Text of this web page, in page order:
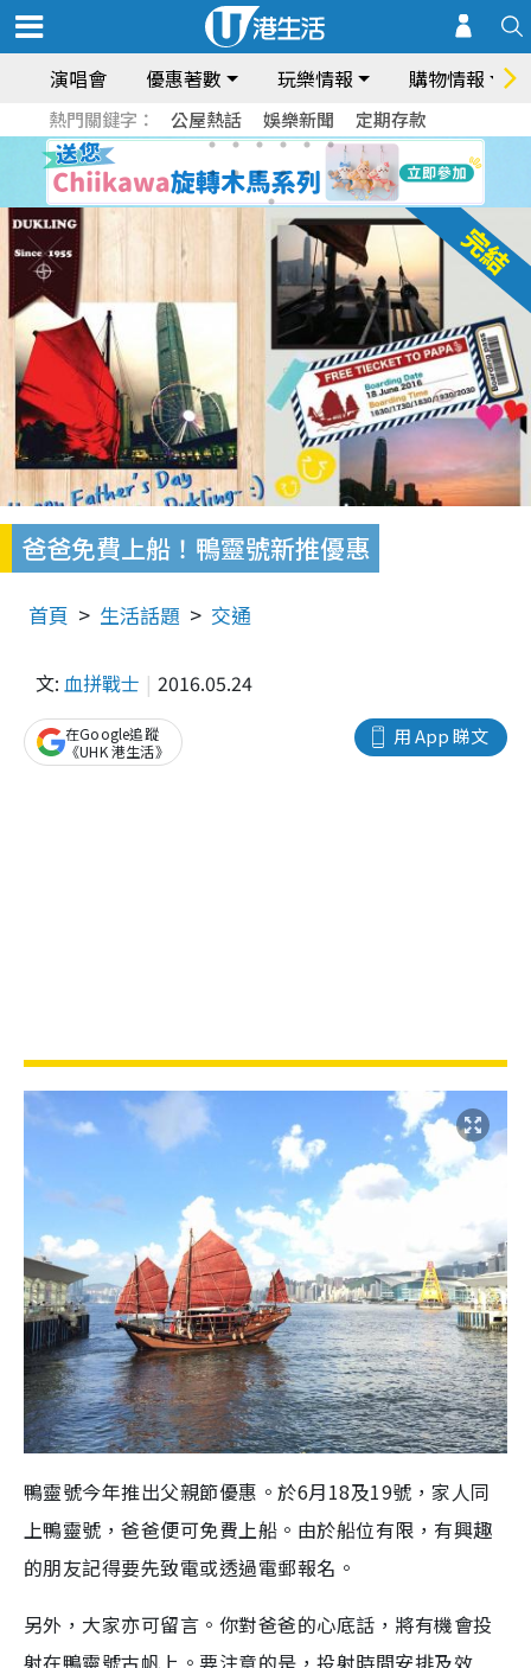
演唱會 優惠著數 玩樂情報 購物情報
熱門關鍵字： 公屋熱話 娛樂新聞 定期存款
爸爸免費上船！鴨靈號新推優惠
首頁 生活話題 交通
文: 血拼戰士 2016.05.24
用 App 睇文
在Google追蹤
《UHK 港生活》
鴨靈號今年推出父親節優惠。於6月18及19號，家人同
上鴨靈號，爸爸便可免費上船。由於船位有限，有興趣
的朋友記得要先致電或透過電郵報名。
另外，大家亦可留言。你對爸爸的心底話，將有機會投
射在鴨靈號古帆上。要注意的是，投射時間安排及效